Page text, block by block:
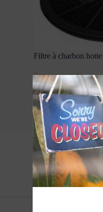
Filtre à charbon
Sur commande
Mise à